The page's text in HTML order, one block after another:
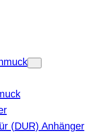
(DUR) Anhänger